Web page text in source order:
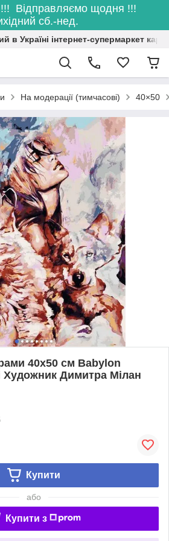
Відправляємо щодня !!!
сб.-нед.
Україні інтернет-супермаркет
На модерації (тимчасові) 40×50
40х50 см Babylon
Художник Димитра Мілан
Купити
або
Купити з